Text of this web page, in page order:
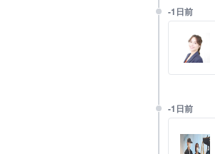
-1日前
-1日前